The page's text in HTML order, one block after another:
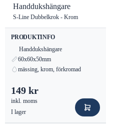
Handdukshängare
S-Line Dubbelkrok - Krom
PRODUKTINFO
Handdukshängare
60x60x50mm
mässing, krom, förkromad
149 kr
inkl. moms
I lager